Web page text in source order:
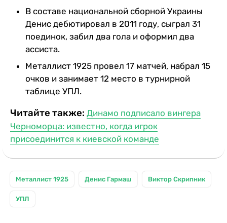
В составе национальной сборной Украины
Денис дебютировал в 2011 году, сыграл 31
поединок, забил два гола и оформил два
ассиста.
Металлист 1925 провел 17 матчей, набрал 15
очков и занимает 12 место в турнирной
таблице УПЛ.
Читайте также: Динамо подписало вингера
Черноморца: известно, когда игрок
присоединится к киевской команде
Металлист 1925 Денис Гармаш Виктор Скрипник
УПЛ